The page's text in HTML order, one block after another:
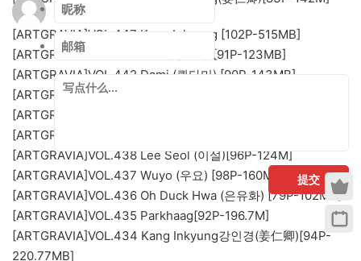
[ARTGRAVIA]VOL.447 Kang Inkyung [102P-515MB]
[ARTGRAVIA]VOL.444 Mina(송민아)[91P-123MB]
[ARTGRAVIA]VOL.442 Dami (퀸다미) [90P-143MB]
[ARTGRAVIA]VOL.441 Romi (로미) [113P-131MB]
[ARTGRAVIA]VOL.440 Sira(시라)[113P-166MB]
[ARTGRAVIA]VOL.439 Maruemon (마루에몽) [97P-171MB]
[ARTGRAVIA]VOL.438 Lee Seol (이설)[96P-124M]
[ARTGRAVIA]VOL.437 Wuyo (우요) [98P-160MB]
[ARTGRAVIA]VOL.436 Oh Duck Hwa (은유화) [79P-102MB]
[ARTGRAVIA]VOL.435 Parkhaag[92P-196.7M]
[ARTGRAVIA]VOL.434 Kang Inkyung강인경(姜仁卿)[94P-
220.77MB]
提交